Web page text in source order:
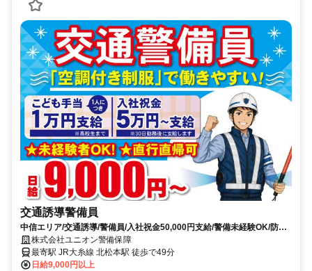
交通誘導警備員
中信エリア/交通誘導/警備員/入社祝金50,000円支給/警備未経験OK/防寒
着支給/WワークOK
株式会社ユニオン警備保障
最寄駅 JR大糸線 北松本駅 徒歩で49分
日給9,000円以上